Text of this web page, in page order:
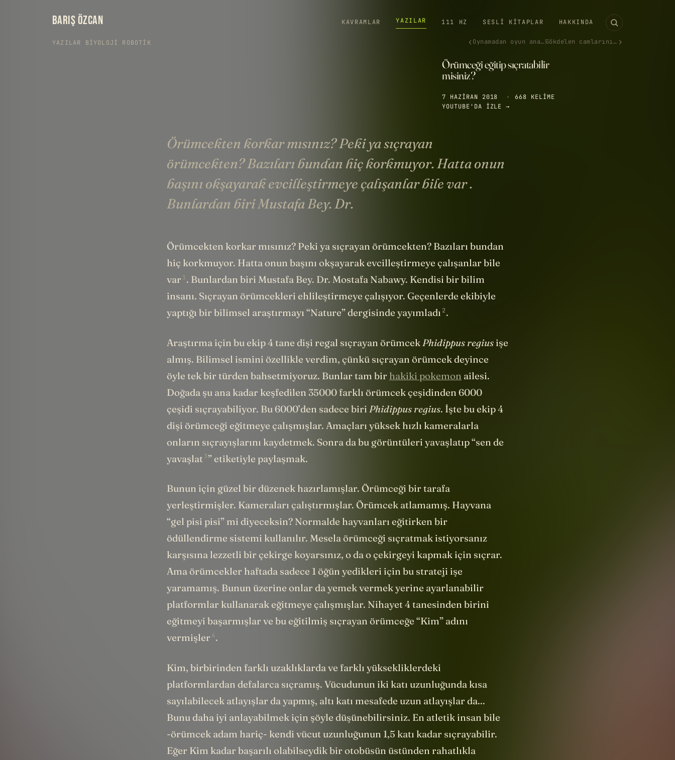
BARIŞ ÖZCAN KAVRAMLAR YAZILAR 111 HZ SESLI KITAPLAR HAKKINDA
YAZILAR BIYOLOJI ROBOTIK ‹ Oynamadan oyun analizi yapılı… Gökdelen camlarını neden hala… ›
Örümceği eğitip sıçratabilir
misiniz?
7 HAZIRAN 2018 ·
668 KELIME
YOUTUBE'DA IZLE →
Örümcekten korkar mısınız? Peki ya sıçrayan
örümcekten? Bazıları bundan hiç korkmuyor. Hatta onun
başını okşayarak evcilleştirmeye çalışanlar bile var .
Bunlardan biri Mustafa Bey. Dr.
Örümcekten korkar mısınız? Peki ya sıçrayan örümcekten? Bazıları bundan
hiç korkmuyor. Hatta onun başını okşayarak evcilleştirmeye çalışanlar bile
var 1. Bunlardan biri Mustafa Bey. Dr. Mostafa Nabawy. Kendisi bir bilim
insanı. Sıçrayan örümcekleri ehlileştirmeye çalışıyor. Geçenlerde ekibiyle
yaptığı bir bilimsel araştırmayı “Nature” dergisinde yayımladı 2.
Araştırma için bu ekip 4 tane dişi regal sıçrayan örümcek Phidippus regius işe
almış. Bilimsel ismini özellikle verdim, çünkü sıçrayan örümcek deyince
öyle tek bir türden bahsetmiyoruz. Bunlar tam bir hakiki pokemon ailesi.
Doğada şu ana kadar keşfedilen 35000 farklı örümcek çeşidinden 6000
çeşidi sıçrayabiliyor. Bu 6000’den sadece biri Phidippus regius. İşte bu ekip 4
dişi örümceği eğitmeye çalışmışlar. Amaçları yüksek hızlı kameralarla
onların sıçrayışlarını kaydetmek. Sonra da bu görüntüleri yavaşlatıp “sen de
yavaşlat 3” etiketiyle paylaşmak.
Bunun için güzel bir düzenek hazırlamışlar. Örümceği bir tarafa
yerleştirmişler. Kameraları çalıştırmışlar. Örümcek atlamamış. Hayvana
“gel pisi pisi” mi diyeceksin? Normalde hayvanları eğitirken bir
ödüllendirme sistemi kullanılır. Mesela örümceği sıçratmak istiyorsanız
karşısına lezzetli bir çekirge koyarsınız, o da o çekirgeyi kapmak için sıçrar.
Ama örümcekler haftada sadece 1 öğün yedikleri için bu strateji işe
yaramamış. Bunun üzerine onlar da yemek vermek yerine ayarlanabilir
platformlar kullanarak eğitmeye çalışmışlar. Nihayet 4 tanesinden birini
eğitmeyi başarmışlar ve bu eğitilmiş sıçrayan örümceğe “Kim” adını
vermişler 4.
Kim, birbirinden farklı uzaklıklarda ve farklı yüksekliklerdeki
platformlardan defalarca sıçramış. Vücudunun iki katı uzunluğunda kısa
sayılabilecek atlayışlar da yapmış, altı katı mesafede uzun atlayışlar da...
Bunu daha iyi anlayabilmek için şöyle düşünebilirsiniz. En atletik insan bile
-örümcek adam hariç- kendi vücut uzunluğunun 1,5 katı kadar sıçrayabilir.
Eğer Kim kadar başarılı olabilseydik bir otobüsün üstünden rahatlıkla